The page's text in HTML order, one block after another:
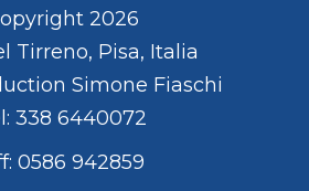
2026
Tirreno, Pisa, Italia
Simone Fiaschi
338 6440072
0586 942859